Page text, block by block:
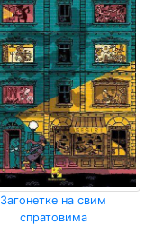
Загонетке на свим
спратовима